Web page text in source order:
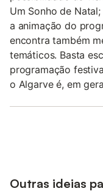
Um Sonho de
a animação do
encontra também
temáticos. Basta
programação
o Algarve é, em
Outras ideias